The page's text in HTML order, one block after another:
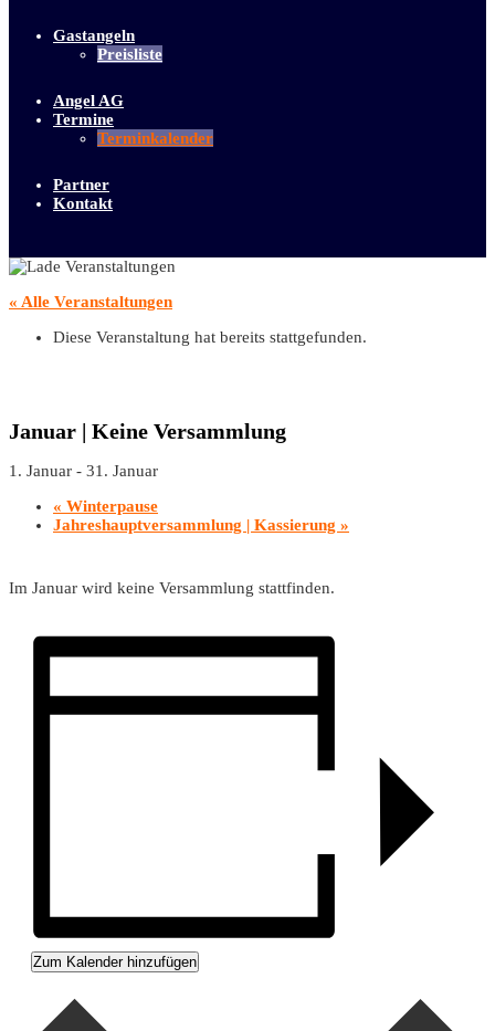
Gastangeln
Preisliste
Angel AG
Termine
Terminkalender
Partner
Kontakt
« Alle Veranstaltungen
Diese Veranstaltung hat bereits stattgefunden.
Januar | Keine Versammlung
1. Januar - 31. Januar
« Winterpause
Jahreshauptversammlung | Kassierung »
Im Januar wird keine Versammlung stattfinden.
Zum Kalender hinzufügen